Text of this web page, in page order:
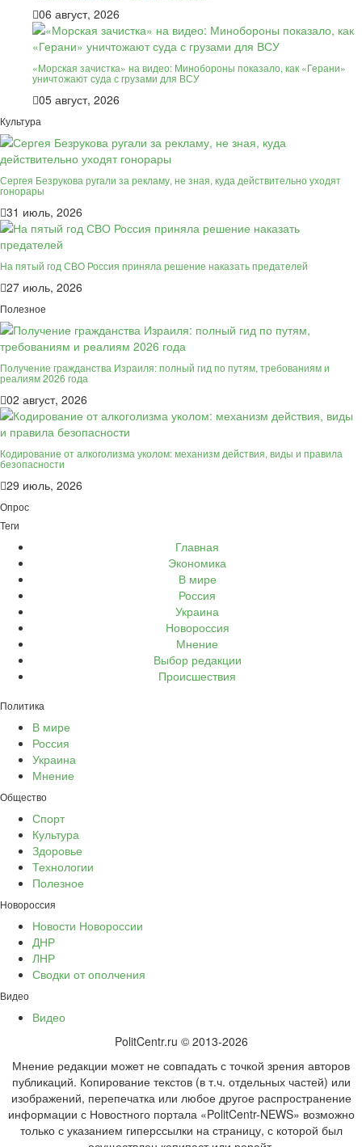
06 август, 2026
«Морская зачистка» на видео: Минобороны показало, как «Герани»
уничтожают суда с грузами для ВСУ
05 август, 2026
Культура
Сергея Безрукова ругали за рекламу, не зная, куда действительно уходят
гонорары
31 июль, 2026
На пятый год СВО Россия приняла решение наказать предателей
27 июль, 2026
Полезное
Получение гражданства Израиля: полный гид по путям, требованиям и
реалиям 2026 года
02 август, 2026
Кодирование от алкоголизма уколом: механизм действия, виды и правила
безопасности
29 июль, 2026
Опрос
Теги
Главная
Экономика
В мире
Россия
Украина
Новороссия
Мнение
Выбор редакции
Происшествия
Политика
В мире
Россия
Украина
Мнение
Общество
Спорт
Культура
Здоровье
Технологии
Полезное
Новороссия
Новости Новороссии
ДНР
ЛНР
Сводки от ополчения
Видео
Видео
PolitCentr.ru © 2013-2026
Мнение редакции может не совпадать с точкой зрения авторов
публикаций. Копирование текстов (в т.ч. отдельных частей) или
изображений, перепечатка или любое другое распространение
информации с Новостного портала «PolitCentr-NEWS» возможно
только с указанием гиперссылки на страницу, с которой был